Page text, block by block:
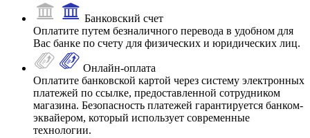
Банковский счет
Оплатите путем безналичного перевода в удобном для
Вас банке по счету для физических и юридических лиц.
Онлайн-оплата
Оплатите банковской картой через систему электронных
платежей по ссылке, предоставленной сотрудником
магазина. Безопасность платежей гарантируется банком-
эквайером, который использует современные
технологии.